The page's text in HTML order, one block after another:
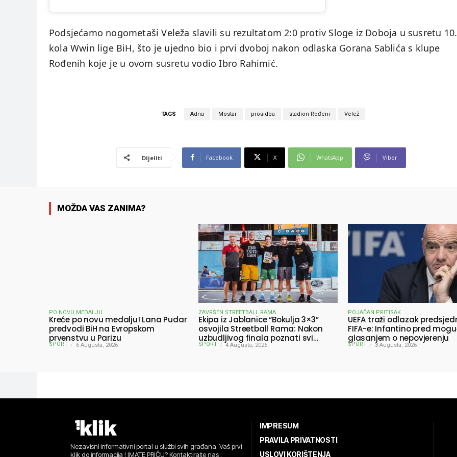
Podsjećamo nogometaši Veleža slavili su rezultatom 2:0 protiv Sloge iz Doboja u susretu 10.
kola Wwin lige BiH, što je ujedno bio i prvi dvoboj nakon odlaska Gorana Sablića s klupe
Rođenih koje je u ovom susretu vodio Ibro Rahimić.
TAGS Adna Mostar prosidba stadion Rođeni Velež
Dijeliti Facebook X WhatsApp Viber
MOŽDA VAS ZANIMA?
PO NOVU MEDALJU
Kreće po novu medalju! Lana Pudar
predvodi BiH na Evropskom
prvenstvu u Parizu
SPORT 6 Augusta, 2026
ZAVRŠEN STREETBALL RAMA
Ekipa iz Jablanice “Bokulja 3×3”
osvojila Streetball Rama: Nakon
uzbudljivog finala poznati svi
pobjednici turnira
SPORT 4 Augusta, 2026
POJAČAN PRITISAK
UEFA traži odlazak
FIFA-e: Infantino pred
glasanjem o nepovjerenju
SPORT 3 Augusta, 2026
Nezavisni informativni portal u službi svih građana. Vaš prvi
klik do informacija ! IMATE PRIČU? Kontaktirajte nas :
IMPRESUM
PRAVILA PRIVATNOSTI
USLOVI KORIŠTENJA